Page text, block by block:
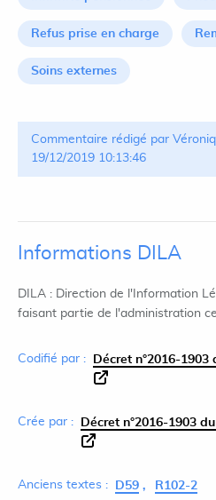
Refus prise en charge
Soins externes
Commentaire rédigé par
19/12/2019 10:13:46
Informations DILA
DILA : Direction de l'Information
faisant partie de l'administration
Codifié par : Décret n°2016-
Crée par : Décret n°2016-1903
Anciens textes : D59 R102-2